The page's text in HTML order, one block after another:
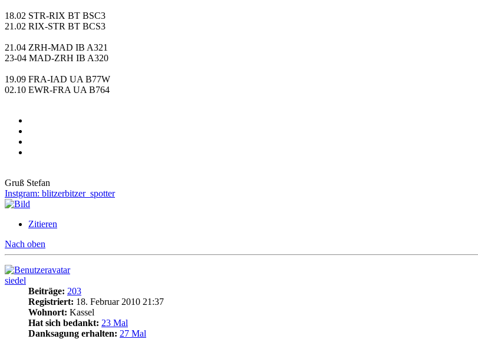
18.02 STR-RIX BT BSC3
21.02 RIX-STR BT BCS3
21.04 ZRH-MAD IB A321
23-04 MAD-ZRH IB A320
19.09 FRA-IAD UA B77W
02.10 EWR-FRA UA B764
Gruß Stefan
Instgram: blitzerbitzer_spotter
Zitieren
Nach oben
siedel
Beiträge: 203
Registriert: 18. Februar 2010 21:37
Wohnort: Kassel
Hat sich bedankt: 23 Mal
Danksagung erhalten: 27 Mal